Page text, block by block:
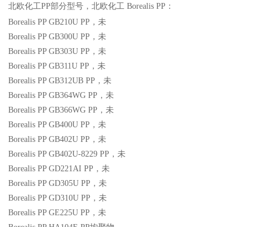
北欧化工PP部分型号，北欧化工 Borealis PP：
Borealis PP GB210U PP ，未
Borealis PP GB300U PP ，未
Borealis PP GB303U PP ，未
Borealis PP GB311U PP ，未
Borealis PP GB312UB PP ，未
Borealis PP GB364WG PP ，未
Borealis PP GB366WG PP ，未
Borealis PP GB400U PP ，未
Borealis PP GB402U PP ，未
Borealis PP GB402U-8229 PP ，未
Borealis PP GD221AI PP ，未
Borealis PP GD305U PP ，未
Borealis PP GD310U PP ，未
Borealis PP GE225U PP ，未